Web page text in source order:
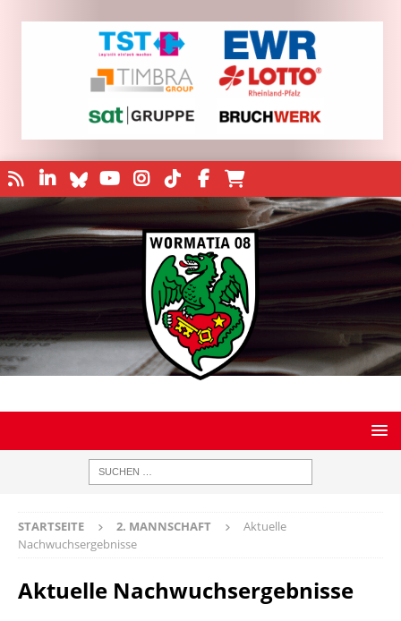
STARTSEITE 2. MANNSCHAFT
Aktuelle
Nachwuchsergebnisse
Aktuelle Nachwuchsergebnisse